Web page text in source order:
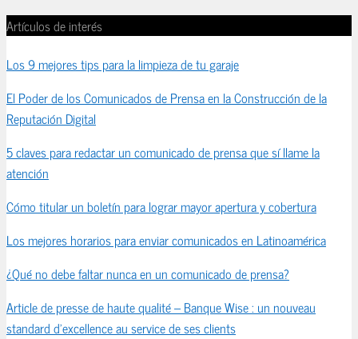
Artículos de interés
Los 9 mejores tips para la limpieza de tu garaje
El Poder de los Comunicados de Prensa en la Construcción de la
Reputación Digital
5 claves para redactar un comunicado de prensa que sí llame la
atención
Cómo titular un boletín para lograr mayor apertura y cobertura
Los mejores horarios para enviar comunicados en Latinoamérica
¿Qué no debe faltar nunca en un comunicado de prensa?
Article de presse de haute qualité – Banque Wise : un nouveau
standard d’excellence au service de ses clients